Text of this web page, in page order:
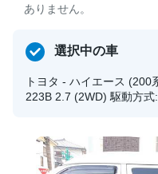
ありません。
選択中の車
トヨタ - ハイエース (200
223B 2.7 (2WD) 駆動方式